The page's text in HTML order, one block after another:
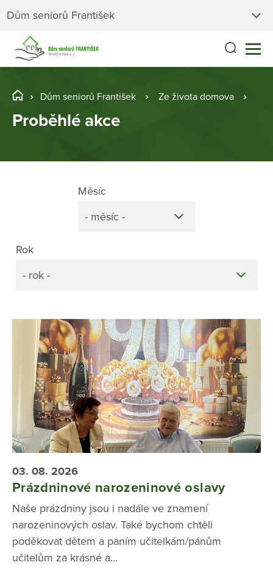
Dům seniorů František
Dům seniorů František Ze života domova
Proběhlé akce
Rok
- rok -
Měsíc
- měsíc -
03. 08. 2026
Prázdninové narozeninové oslavy
Naše prázdniny jsou i nadále ve znamení
narozeninových oslav. Také bychom chtěli
poděkovat dětem a paním učitelkám/pánům
učitelům za krásné a...